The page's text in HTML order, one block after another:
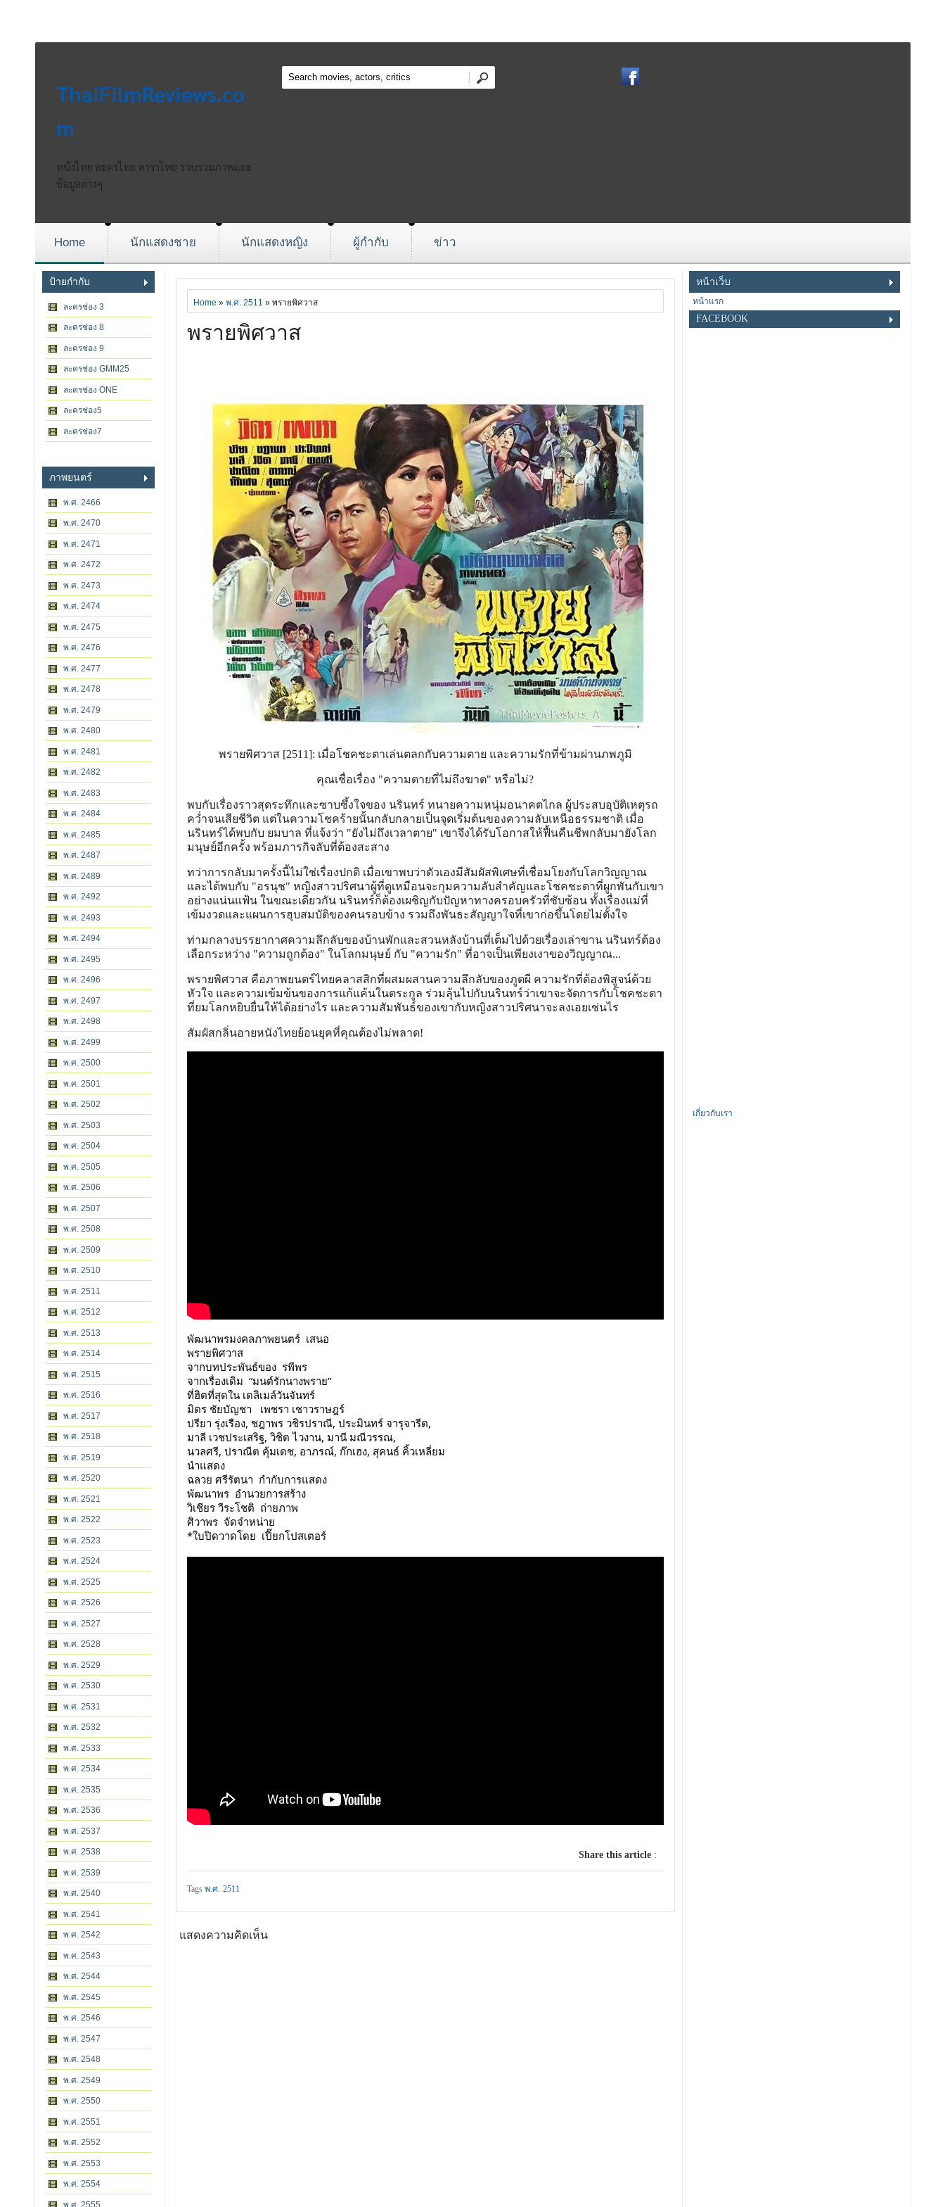
ThaiFilmReviews.co
m
หนังไทย ละครไทย ดาราไทย รวบรวมภาพและ
ข้อมูลต่างๆ
Home นักแสดงชาย นักแสดงหญิง ผู้กำกับ ข่าว
ป้ายกำกับ
ละครช่อง 3
ละครช่อง 8
ละครช่อง 9
ละครช่อง GMM25
ละครช่อง ONE
ละครช่อง5
ละครช่อง7
ภาพยนตร์
พ.ศ. 2466
พ.ศ. 2470
พ.ศ. 2471
พ.ศ. 2472
พ.ศ. 2473
พ.ศ. 2474
พ.ศ. 2475
พ.ศ. 2476
พ.ศ. 2477
พ.ศ. 2478
พ.ศ. 2479
พ.ศ. 2480
พ.ศ. 2481
พ.ศ. 2482
พ.ศ. 2483
พ.ศ. 2484
พ.ศ. 2485
พ.ศ. 2487
พ.ศ. 2489
พ.ศ. 2492
พ.ศ. 2493
พ.ศ. 2494
พ.ศ. 2495
พ.ศ. 2496
พ.ศ. 2497
พ.ศ. 2498
พ.ศ. 2499
พ.ศ. 2500
พ.ศ. 2501
พ.ศ. 2502
พ.ศ. 2503
พ.ศ. 2504
พ.ศ. 2505
พ.ศ. 2506
พ.ศ. 2507
พ.ศ. 2508
พ.ศ. 2509
พ.ศ. 2510
พ.ศ. 2511
พ.ศ. 2512
พ.ศ. 2513
พ.ศ. 2514
พ.ศ. 2515
พ.ศ. 2516
พ.ศ. 2517
พ.ศ. 2518
พ.ศ. 2519
พ.ศ. 2520
พ.ศ. 2521
พ.ศ. 2522
พ.ศ. 2523
พ.ศ. 2524
พ.ศ. 2525
พ.ศ. 2526
พ.ศ. 2527
พ.ศ. 2528
พ.ศ. 2529
พ.ศ. 2530
พ.ศ. 2531
พ.ศ. 2532
พ.ศ. 2533
พ.ศ. 2534
พ.ศ. 2535
พ.ศ. 2536
พ.ศ. 2537
พ.ศ. 2538
พ.ศ. 2539
พ.ศ. 2540
พ.ศ. 2541
พ.ศ. 2542
พ.ศ. 2543
พ.ศ. 2544
พ.ศ. 2545
พ.ศ. 2546
พ.ศ. 2547
พ.ศ. 2548
พ.ศ. 2549
พ.ศ. 2550
พ.ศ. 2551
พ.ศ. 2552
พ.ศ. 2553
พ.ศ. 2554
พ.ศ. 2555
Home » พ.ศ. 2511 » พรายพิศวาส
พรายพิศวาส
พรายพิศวาส [2511]: เมื่อโชคชะตาเล่นตลกกับความตาย และความรักที่ข้ามผ่านภพภูมิ
คุณเชื่อเรื่อง "ความตายที่ไม่ถึงฆาต" หรือไม่?
พบกับเรื่องราวสุดระทึกและซาบซึ้งใจของ นรินทร์ ทนายความหนุ่มอนาคตไกล ผู้ประสบอุบัติเหตุรถ
คว่ำจนเสียชีวิต แต่ในความโชคร้ายนั้นกลับกลายเป็นจุดเริ่มต้นของความลับเหนือธรรมชาติ เมื่อ
นรินทร์ได้พบกับ ยมบาล ที่แจ้งว่า "ยังไม่ถึงเวลาตาย" เขาจึงได้รับโอกาสให้ฟื้นคืนชีพกลับมายังโลก
มนุษย์อีกครั้ง พร้อมภารกิจลับที่ต้องสะสาง
ทว่าการกลับมาครั้งนี้ไม่ใช่เรื่องปกติ เมื่อเขาพบว่าตัวเองมีสัมผัสพิเศษที่เชื่อมโยงกับโลกวิญญาณ
และได้พบกับ "อรนุช" หญิงสาวปริศนาผู้ที่ดูเหมือนจะกุมความลับสำคัญและโชคชะตาที่ผูกพันกับเขา
อย่างแน่นแฟ้น ในขณะเดียวกัน นรินทร์ก็ต้องเผชิญกับปัญหาทางครอบครัวที่ซับซ้อน ทั้งเรื่องแม่ที่
เข้มงวดและแผนการฮุบสมบัติของคนรอบข้าง รวมถึงพันธะสัญญาใจที่เขาก่อขึ้นโดยไม่ตั้งใจ
ท่ามกลางบรรยากาศความลึกลับของบ้านพักและสวนหลังบ้านที่เต็มไปด้วยเรื่องเล่าขาน นรินทร์ต้อง
เลือกระหว่าง "ความถูกต้อง" ในโลกมนุษย์ กับ "ความรัก" ที่อาจเป็นเพียงเงาของวิญญาณ...
พรายพิศวาส คือภาพยนตร์ไทยคลาสสิกที่ผสมผสานความลึกลับของภูตผี ความรักที่ต้องพิสูจน์ด้วย
หัวใจ และความเข้มข้นของการแก้แค้นในตระกูล ร่วมลุ้นไปกับนรินทร์ว่าเขาจะจัดการกับโชคชะตา
ที่ยมโลกหยิบยื่นให้ได้อย่างไร และความสัมพันธ์ของเขากับหญิงสาวปริศนาจะลงเอยเช่นไร
สัมผัสกลิ่นอายหนังไทยย้อนยุคที่คุณต้องไม่พลาด!
พัฒนาพรมงคลภาพยนตร์  เสนอ
พรายพิศวาส
จากบทประพันธ์ของ  รพีพร
จากเรื่องเดิม  “มนต์รักนางพราย”
ที่ฮิตที่สุดใน เดลิเมล์วันจันทร์
มิตร ชัยบัญชา   เพชรา เชาวราษฎร์
ปรียา รุ่งเรือง, ชฎาพร วชิรปราณี, ประมินทร์ จารุจารีต,
มาลี เวชประเสริฐ, วิชิต ไวงาน, มานี มณีวรรณ,
นวลศรี, ปราณีต คุ้มเดช, อาภรณ์, ก๊กเฮง, สุคนธ์ คิ้วเหลี่ยม
นำแสดง
ฉลวย ศรีรัตนา  กำกับการแสดง
พัฒนาพร  อำนวยการสร้าง
วิเชียร วีระโชติ  ถ่ายภาพ
ศิวาพร  จัดจำหน่าย
*ใบปิดวาดโดย  เปี๊ยกโปสเตอร์
Share this article:
Tagsพ.ศ. 2511
แสดงความคิดเห็น
หน้าเว็บ
หน้าแรก
FACEBOOK
เกี่ยวกับเรา